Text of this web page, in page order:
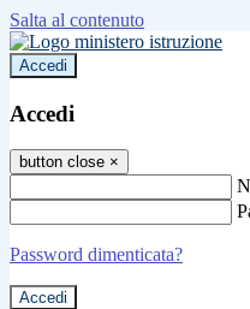
Salta al contenuto
Accedi
Accedi
button close ×
Password dimenticata?